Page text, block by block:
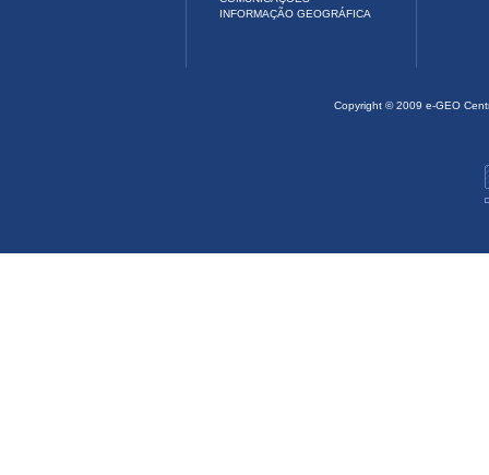
INFORMAÇÃO GEOGRÁFICA
Copyright © 2009 e-GEO